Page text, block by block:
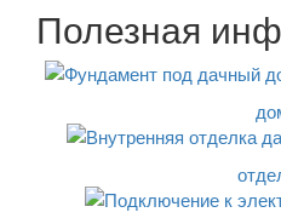
Полезная